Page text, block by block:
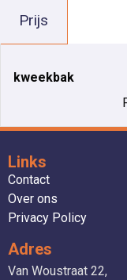
Prijs
kweekbak
Links
Contact
Over ons
Privacy Policy
Adres
Van Woustraat 22,